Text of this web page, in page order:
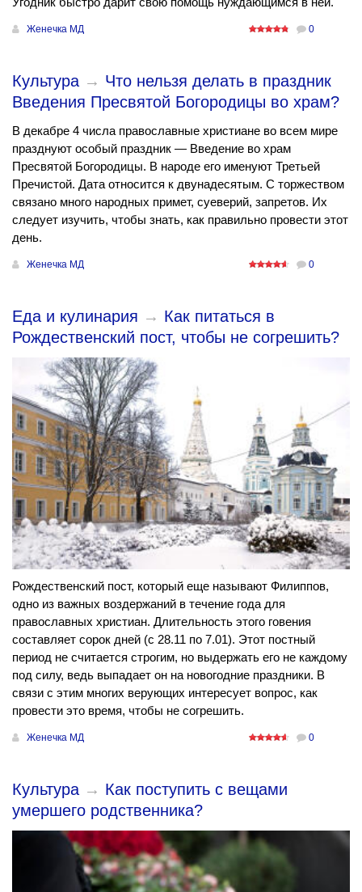
Женечка МД 0
Культура → Что нельзя делать в праздник
Введения Пресвятой Богородицы во храм?
В декабре 4 числа православные христиане во всем мире
празднуют особый праздник — Введение во храм
Пресвятой Богородицы. В народе его именуют Третьей
Пречистой. Дата относится к двунадесятым. С торжеством
связано много народных примет, суеверий, запретов. Их
следует изучить, чтобы знать, как правильно провести этот
день.
Женечка МД 0
Еда и кулинария → Как питаться в
Рождественский пост, чтобы не согрешить?
Рождественский пост, который еще называют Филиппов,
одно из важных воздержаний в течение года для
православных христиан. Длительность этого говения
составляет сорок дней (с 28.11 по 7.01). Этот постный
период не считается строгим, но выдержать его не каждому
под силу, ведь выпадает он на новогодние праздники. В
связи с этим многих верующих интересует вопрос, как
провести это время, чтобы не согрешить.
Женечка МД 0
Культура → Как поступить с вещами
умершего родственника?